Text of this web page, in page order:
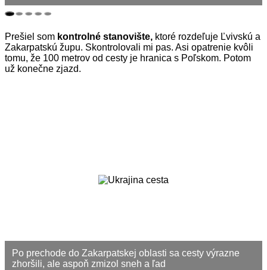
Prešiel som kontrolné stanovište, ktoré rozdeľuje Ľvivskú a
Zakarpatskú župu. Skontrolovali mi pas. Asi opatrenie kvôli
tomu, že 100 metrov od cesty je hranica s Poľskom. Potom
už konečne zjazd.
Po prechode do Zakarpatskej oblasti sa cesty výrazne
zhoršili, ale aspoň zmizol sneh a ľad